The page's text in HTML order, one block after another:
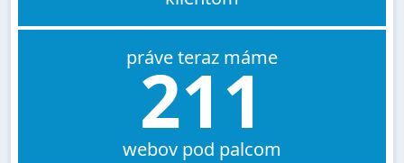
práve teraz máme
211
webov pod palcom